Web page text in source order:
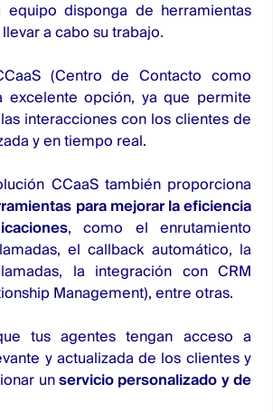
disponga de herramientas
a cabo su trabajo.
(Centro de Contacto como
excelente opción, ya que permite
interacciones con los clientes de
y en tiempo real.
CCaaS también proporciona
para mejorar la eficiencia
, como el enrutamiento
el callback automático, la
la integración con CRM
Management), entre otras.
tus agentes tengan acceso a
y actualizada de los clientes y
unservicio personalizado y de